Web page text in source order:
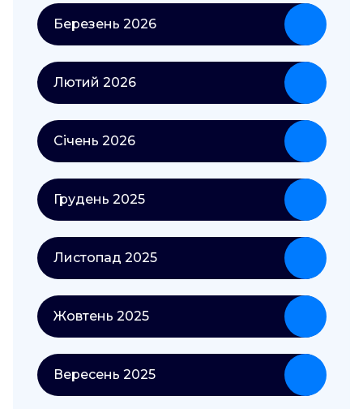
Березень 2026
Лютий 2026
Січень 2026
Грудень 2025
Листопад 2025
Жовтень 2025
Вересень 2025